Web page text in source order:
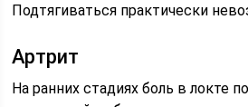
Подтягиваться практически
Артрит
На ранних стадиях боль в локте